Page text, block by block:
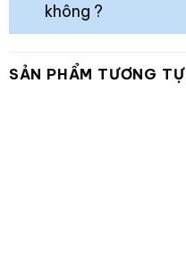
không ?
SẢN PHẨM TƯƠNG TỰ